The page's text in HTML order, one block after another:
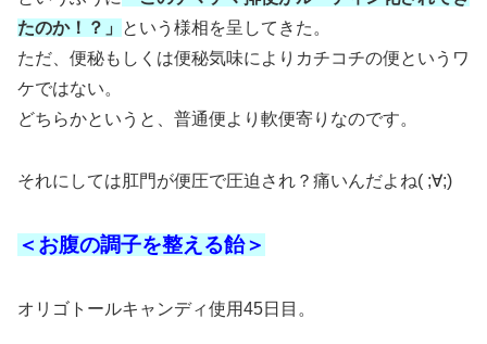
たのか！？」
という様相を呈してきた。
ただ、便秘もしくは便秘気味によりカチコチの便というワ
ケではない。
どちらかというと、普通便より軟便寄りなのです。
それにしては肛門が便圧で圧迫され？痛いんだよね( ;∀;)
＜お腹の調子を整える飴＞
オリゴトールキャンディ使用45日目。